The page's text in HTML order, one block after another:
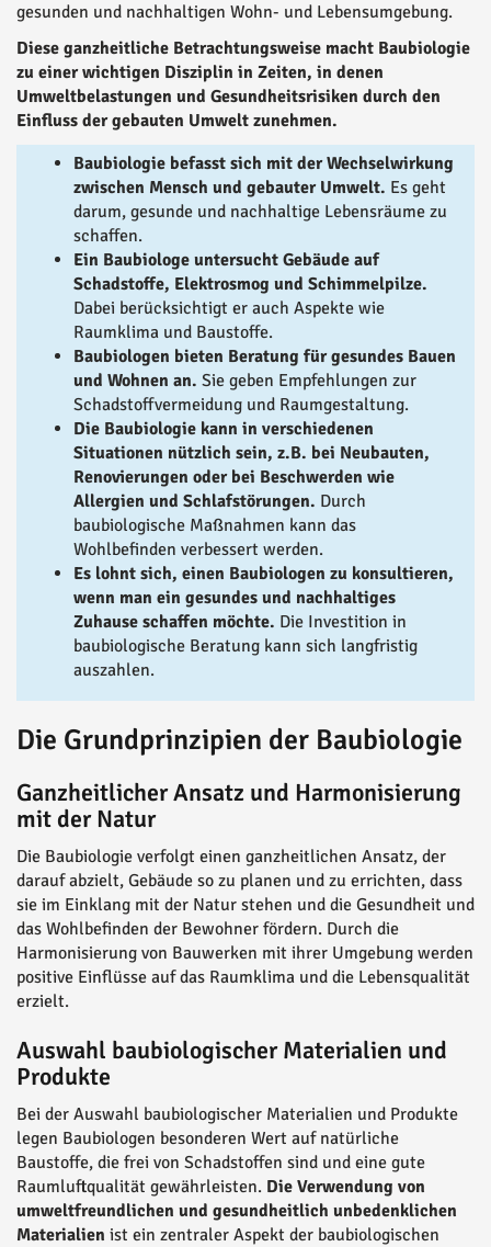
gesunden und nachhaltigen Wohn- und Lebensumgebung.
Diese ganzheitliche Betrachtungsweise macht Baubiologie
zu einer wichtigen Disziplin in Zeiten, in denen
Umweltbelastungen und Gesundheitsrisiken durch den
Einfluss der gebauten Umwelt zunehmen.
Baubiologie befasst sich mit der Wechselwirkung
zwischen Mensch und gebauter Umwelt. Es geht
darum, gesunde und nachhaltige Lebensräume zu
schaffen.
Ein Baubiologe untersucht Gebäude auf
Schadstoffe, Elektrosmog und Schimmelpilze.
Dabei berücksichtigt er auch Aspekte wie
Raumklima und Baustoffe.
Baubiologen bieten Beratung für gesundes Bauen
und Wohnen an. Sie geben Empfehlungen zur
Schadstoffvermeidung und Raumgestaltung.
Die Baubiologie kann in verschiedenen
Situationen nützlich sein, z.B. bei Neubauten,
Renovierungen oder bei Beschwerden wie
Allergien und Schlafstörungen. Durch
baubiologische Maßnahmen kann das
Wohlbefinden verbessert werden.
Es lohnt sich, einen Baubiologen zu konsultieren,
wenn man ein gesundes und nachhaltiges
Zuhause schaffen möchte. Die Investition in
baubiologische Beratung kann sich langfristig
auszahlen.
Die Grundprinzipien der Baubiologie
Ganzheitlicher Ansatz und Harmonisierung
mit der Natur
Die Baubiologie verfolgt einen ganzheitlichen Ansatz, der
darauf abzielt, Gebäude so zu planen und zu errichten, dass
sie im Einklang mit der Natur stehen und die Gesundheit und
das Wohlbefinden der Bewohner fördern. Durch die
Harmonisierung von Bauwerken mit ihrer Umgebung werden
positive Einflüsse auf das Raumklima und die Lebensqualität
erzielt.
Auswahl baubiologischer Materialien und
Produkte
Bei der Auswahl baubiologischer Materialien und Produkte
legen Baubiologen besonderen Wert auf natürliche
Baustoffe, die frei von Schadstoffen sind und eine gute
Raumluftqualität gewährleisten. Die Verwendung von
umweltfreundlichen und gesundheitlich unbedenklichen
Materialien ist ein zentraler Aspekt der baubiologischen